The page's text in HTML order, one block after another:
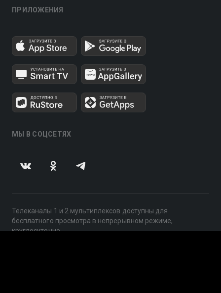
ПРИЛОЖЕНИЯ
МЫ В СОЦСЕТЯХ
Телеканалы 1 и 2 мультиплексов доступны для
бесплатного просмотра в непрерывном режиме,
круглосуточно.